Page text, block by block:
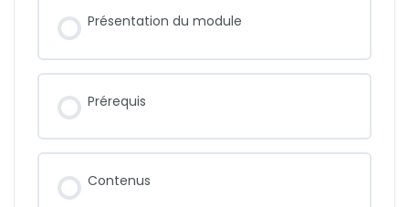
Présentation du module
Prérequis
Contenus